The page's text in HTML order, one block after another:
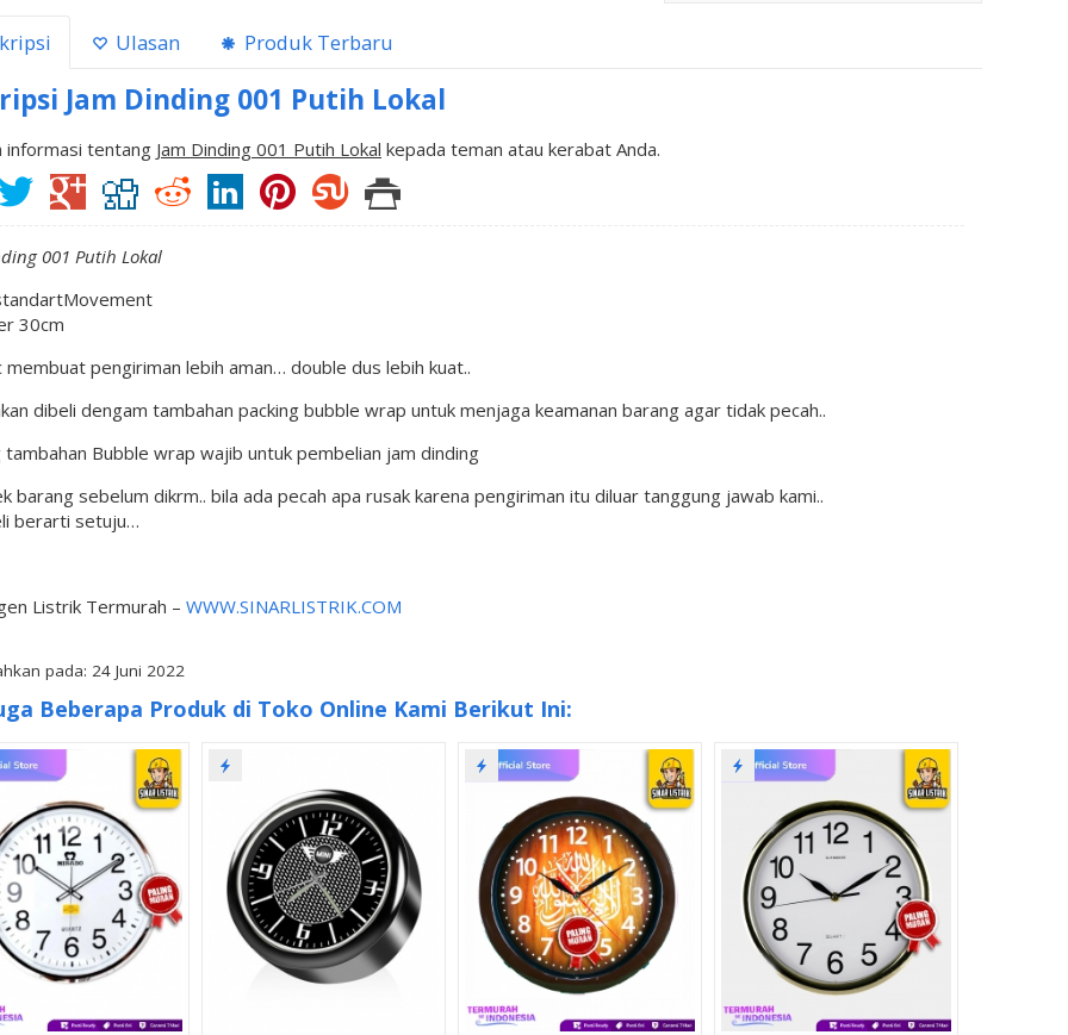
Ulasan Produk Terbaru
Jam Dinding 001 Putih Lokal
informasi tentang Jam Dinding 001 Putih Lokal kepada teman atau kerabat Anda.
001 Putih Lokal
30cm
membuat pengiriman lebih aman… double dus lebih kuat..
dibeli dengam tambahan packing bubble wrap untuk menjaga keamanan barang agar tidak pecah..
tambahan Bubble wrap wajib untuk pembelian jam dinding
barang sebelum dikrm.. bila ada pecah apa rusak karena pengiriman itu diluar tanggung jawab kami..
berarti setuju…
Listrik Termurah – WWW.SINARLISTRIK.COM
pada: 24 Juni 2022
Beberapa Produk di Toko Online Kami Berikut Ini: